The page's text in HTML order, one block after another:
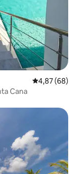
Gemiddelde
4,87 (68)
Cana